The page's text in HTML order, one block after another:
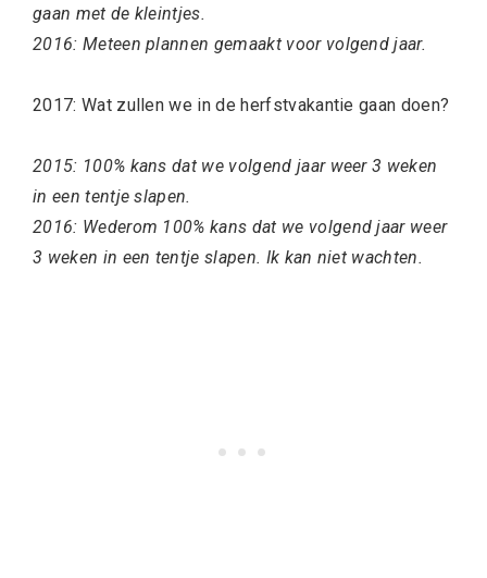
gaan met de kleintjes.
2016: Meteen plannen gemaakt voor volgend jaar.
2017: Wat zullen we in de herfstvakantie gaan doen?
2015: 100% kans dat we volgend jaar weer 3 weken
in een tentje slapen.
2016: Wederom 100% kans dat we volgend jaar weer
3 weken in een tentje slapen. Ik kan niet wachten.